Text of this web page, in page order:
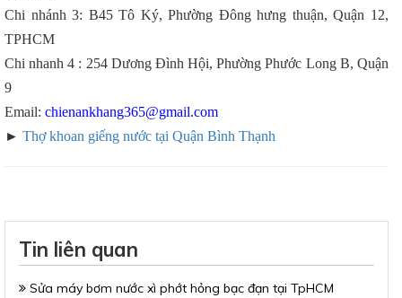
Chi nhánh 3: B45 Tô Ký, Phường Đông hưng thuận, Quận 12,
TPHCM
Chi nhanh 4 : 254 Dương Đình Hội, Phường Phước Long B, Quận
9
Email: chienankhang365@gmail.com
► Thợ khoan giếng nước tại Quận Bình Thạnh
Tin liên quan
Sửa máy bơm nước xì phớt hỏng bạc đạn tại TpHCM